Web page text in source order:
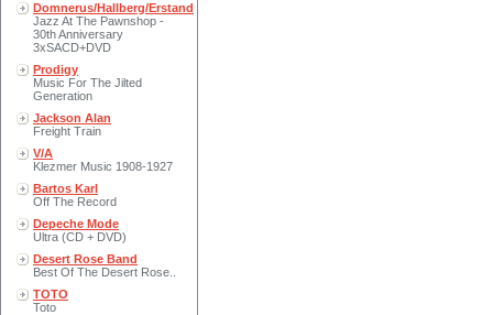
Domnerus/Hallberg/Erstand
Jazz At The Pawnshop -
30th Anniversary
3xSACD+DVD
Prodigy
Music For The Jilted
Generation
Jackson Alan
Freight Train
V/A
Klezmer Music 1908-1927
Bartos Karl
Off The Record
Depeche Mode
Ultra (CD + DVD)
Desert Rose Band
Best Of The Desert Rose..
TOTO
Toto